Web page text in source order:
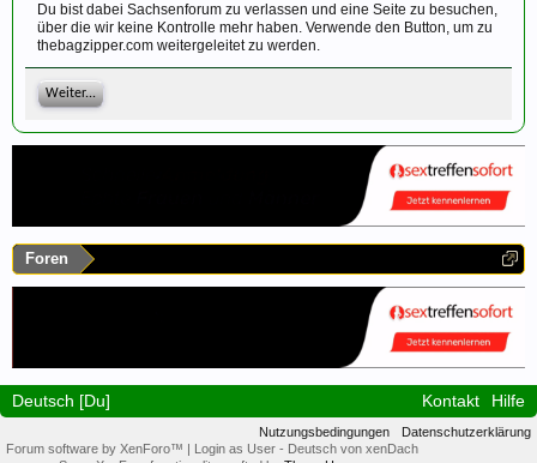
Du bist dabei Sachsenforum zu verlassen und eine Seite zu besuchen,
über die wir keine Kontrolle mehr haben. Verwende den Button, um zu
thebagzipper.com weitergeleitet zu werden.
Weiter...
Foren
Deutsch [Du] Kontakt Hilfe
Nutzungsbedingungen
Datenschutzerklärung
Forum software by XenForo™ | Login as User - Deutsch von xenDach